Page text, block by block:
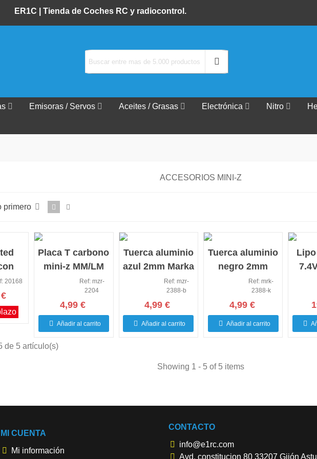
ER1C | Tienda de Coches RC y radiocontrol.
Emisoras / Servos Aceites / Grasas Electrónica Nitro
ACCESORIOS MINI-Z
primero
y
20168
Placa T carbono
mini-z MM/LM
0.5mmRef: mzr-
2204
4,99 €
Añadir al carrito
Tuerca aluminio
azul 2mm Marka
Ref: mzr-
2388-b
4,99 €
Añadir al carrito
Tuerca aluminio
negro 2mm
Marka (4u)
Ref: mrk-
2388-k
4,99 €
Añadir al carrito
de 5 artículo(s)
Showing 1 - 5 of 5 items
MI CUENTA
Mi información
CONTACTO
info@e1rc.com
Avd. constitucion 80 33207 Gijón